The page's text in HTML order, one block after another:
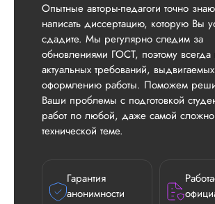
Опытные авторы-педагоги точно
написать диссертацию, которую Вы
сдадите. Мы регулярно следим за
обновлениями ГОСТ, поэтому всегда
актуальных требований,
оформлению работы. Поможем
Ваши проблемы с подготовкой
работ по любой, даже самой
технической теме.
Гарантия
анонимности